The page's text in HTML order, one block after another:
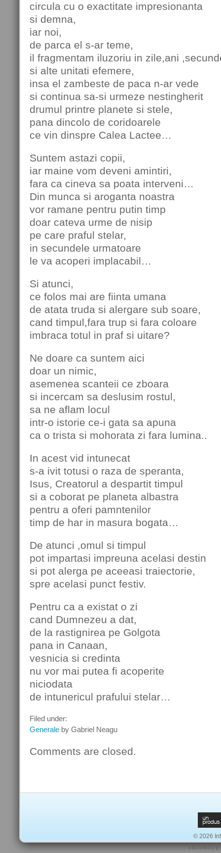
circula cu o exactitate impresionanta
si demna,
iar noi,
de parca el s-ar teme,
il fragmentam iluzoriu in zile,ani
si alte unitati efemere,
insa el zambeste de paca n-ar vede
si continua sa-si urmeze nestingherit
drumul printre planete si stele,
pana dincolo de coridoarele
ce vin dinspre Calea Lactee…
Suntem astazi copii,
iar maine vom deveni amintiri,
fara ca cineva sa poata interveni…
Din munca si aroganta noastra
vor ramane pentru putin timp
doar cateva urme de nisip
pe care praful stelar,
in secundele urmatoare
le va acoperi implacabil…
Si atunci,
ce folos mai are fiinta umana
de atata truda si alergare sub soare,
cand timpul,fara trup si fara coloare
imbraca totul in praf si uitare?
Ne doare ca suntem aici
doar un nimic,
asemenea scanteii ce zboara
si incercam sa deslusim rostul,
sa ne aflam locul
intr-o istorie ce-i gata sa apuna
ca o trista si mohorata zi fara lumina..
In acest vid intunecat
s-a ivit totusi o raza de speranta,
Isus, Creatorul a despartit timpul
si a coborat pe planeta albastra
pentru a oferi pamntenilor
timp de har in masura bogata…
De atunci ,omul si timpul
pot impartasi impreuna acelasi destin
si pot alerga pe aceeasi traiectorie,
spre acelasi punct festiv.
Pentru ca a existat o zi
cand Dumnezeu a dat,
de la rastignirea pe Golgota
pana in Canaan,
vesnicia si credinta
nu vor mai putea fi acoperite
niciodata
de intunericul prafului stelar…
Filed under:
Generale by Gabriel Neagu
Comments are closed.
© 2026
Termeni|